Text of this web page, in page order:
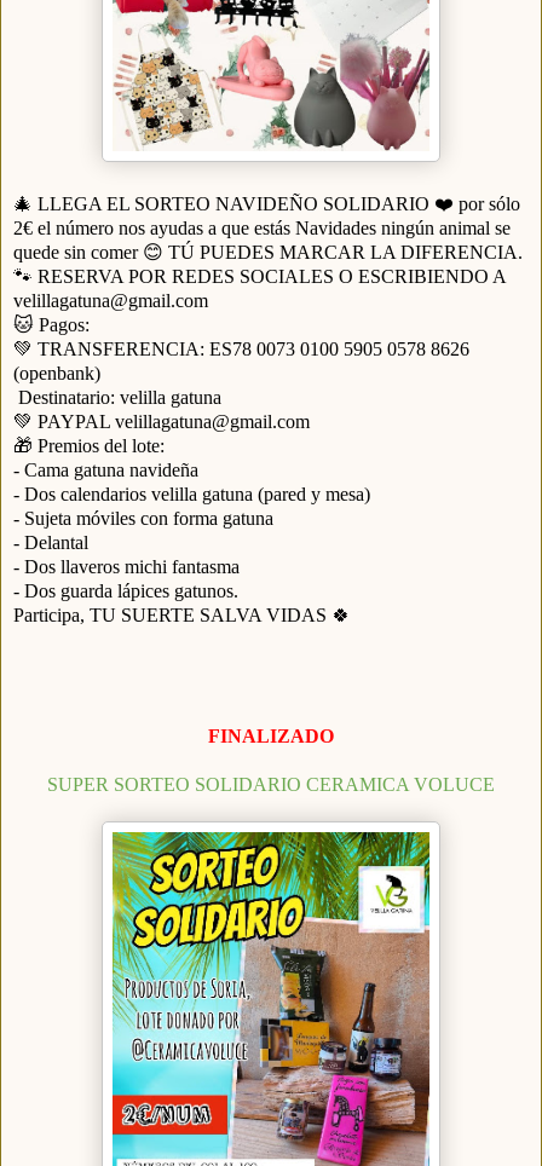
🎄 LLEGA EL SORTEO NAVIDEÑO SOLIDARIO ❤️ por sólo
2€ el número nos ayudas a que estás Navidades ningún animal se
quede sin comer 😊 TÚ PUEDES MARCAR LA DIFERENCIA.
🐾 RESERVA POR REDES SOCIALES O ESCRIBIENDO A
velillagatuna@gmail.com
🐱 Pagos:
💚 TRANSFERENCIA: ES78 0073 0100 5905 0578 8626
(openbank)
Destinatario: velilla gatuna
💚 PAYPAL velillagatuna@gmail.com
🎁 Premios del lote:
- Cama gatuna navideña
- Dos calendarios velilla gatuna (pared y mesa)
- Sujeta móviles con forma gatuna
- Delantal
- Dos llaveros michi fantasma
- Dos guarda lápices gatunos.
Participa, TU SUERTE SALVA VIDAS 🍀
FINALIZADO
SUPER SORTEO SOLIDARIO CERAMICA VOLUCE